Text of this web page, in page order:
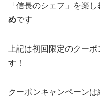
「信長のシェフ」を楽
めです
上記は初回限定のクー
す！
クーポンキャンペーン